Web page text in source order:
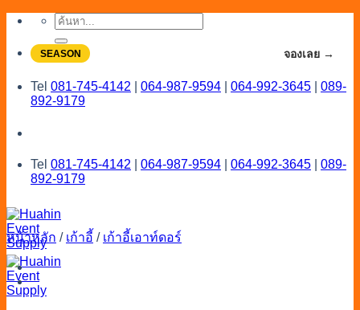
Skip
content
ค้นหา:
SEASON จองเลย →
Tel 081-745-4142 064-987-9594 064-992-3645
089-
892-9179
Tel 081-745-4142 064-987-9594 064-992-3645
089-
892-9179
หน้าหลัก / เก้าอี้ / เก้าอี้เอาท์ดอร์